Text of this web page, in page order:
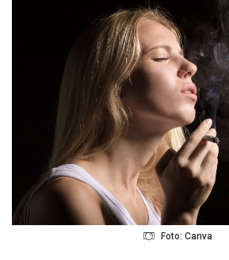
Foto: Canva